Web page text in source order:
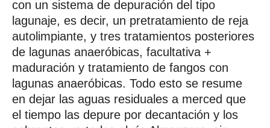
con un sistema de depuración del tipo
lagunaje, es decir, un pretratamiento de reja
autolimpiante, y tres tratamientos posteriores
de lagunas anaeróbicas, facultativa +
maduración y tratamiento de fangos con
lagunas anaeróbicas. Todo esto se resume
en dejar las aguas residuales a merced que
el tiempo las depure por decantación y los